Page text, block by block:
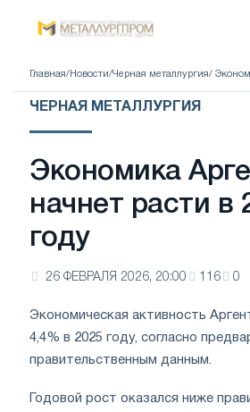
Главная/ Новости/Черная металлургия/
ЧЕРНАЯ МЕТАЛЛУРГИЯ
Экономика
начнет расти в
году
26 ФЕВРАЛЯ 2026, 20:00 116 0
Экономическая активность
4,4% в 2025 году, согласно
правительственным данным.
Годовой рост оказался ниже